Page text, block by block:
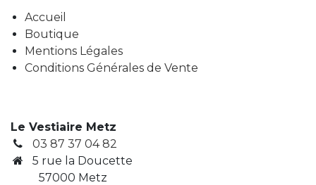
Accueil
Boutique
Mentions Légales
Conditions Générales de Vente
Le Vestiaire Metz
03 87 37 04 82
5 rue la Doucette
57000 Metz